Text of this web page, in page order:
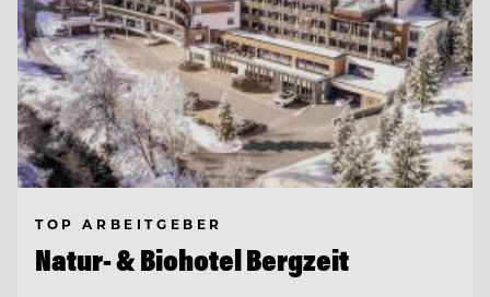
TOP ARBEITGEBER
Natur- & Biohotel Bergzeit